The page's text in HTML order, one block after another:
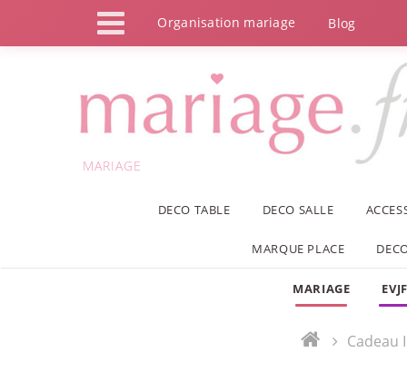
Organisation mariage Blog
MARIAGE
DECO TABLE DECO SALLE
MARQUE PLACE
MARIAGE EVJF
Cadeau
Panneau de gestion des cookies